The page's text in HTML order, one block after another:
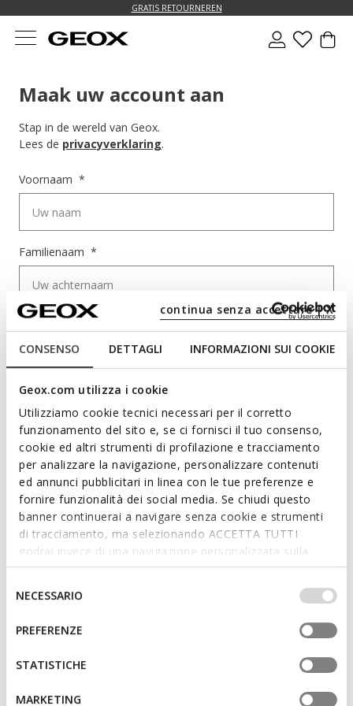
CONSENSO DETTAGLI INFORMAZIONI SUI COOKIE
Geox.com utilizza i cookie
Utilizziamo cookie tecnici necessari per il corretto
funzionamento del sito e, se ci fornisci il tuo consenso,
cookie ed altri strumenti di profilazione e tracciamento
per analizzare la navigazione, personalizzare contenuti
ed annunci pubblicitari in linea con le tue preferenze e
fornire funzionalità dei social media. Se chiudi questo
banner continuerai a navigare senza cookie e strumenti
di tracciamento, ma selezionando ACCETTA TUTTI
godrai invece di una navigazione personalizzata sulla
base dei tuoi gusti ed interessi. Selezionando
IMPOSTAZIONI potrai anche scegliere quali cookies ed
altri strumenti di tracciamento autorizzare. Per maggiori
informazioni o per modificare in qualsiasi momento le
tue impostazioni, visita la nostra
consenso
NECESSARIO
PREFERENZE
STATISTICHE
MARKETING
continua senza accettare | X
GRATIS RETOURNEREN
Maak uw account aan
Stap in de wereld van Geox.
Lees de privacyverklaring.
Voornaam
Familienaam
Ik geef liever geen antwoord
Man
Vrouw
Geboortedatum *
MM
E-mail
Wachtwoord
Minstens 6 tekens
Minstens 1 cijfer (0-9)